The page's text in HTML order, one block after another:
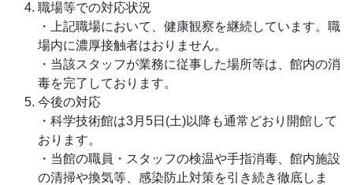
職場等での対応状況
・上記職場において、健康観察を継続しています。職
場内に濃厚接触者はおりません。
・当該スタッフが業務に従事した場所等は、館内の消
毒を完了しております。
今後の対応
・科学技術館は3月5日(土)以降も通常どおり開館して
おります。
・当館の職員・スタッフの検温や手指消毒、館内施設
の清掃や換気等、感染防止対策を引き続き徹底しま